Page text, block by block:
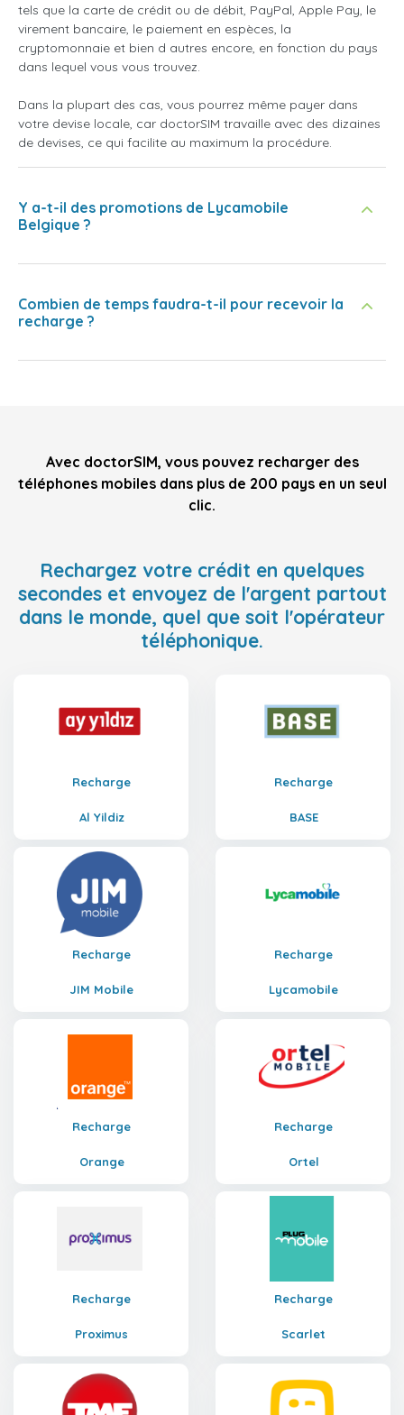
tels que la carte de crédit ou de débit, PayPal, Apple Pay, le
virement bancaire, le paiement en espèces, la
cryptomonnaie et bien d autres encore, en fonction du pays
dans lequel vous vous trouvez.
Dans la plupart des cas, vous pourrez même payer dans
votre devise locale, car doctorSIM travaille avec des dizaines
de devises, ce qui facilite au maximum la procédure.
Y a-t-il des promotions de Lycamobile
Belgique ?
Combien de temps faudra-t-il pour recevoir la
recharge ?
Avec doctorSIM, vous pouvez recharger des
téléphones mobiles dans plus de 200 pays en un seul
clic.
Rechargez votre crédit en quelques
secondes et envoyez de l'argent partout
dans le monde, quel que soit l'opérateur
téléphonique.
Recharge
Al Yildiz
Recharge
BASE
Recharge
JIM Mobile
Recharge
Lycamobile
Recharge
Orange
Recharge
Ortel
Recharge
Proximus
Recharge
Scarlet